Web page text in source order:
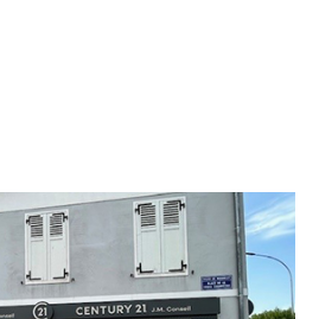
21 J.M. CONSEIL
la Croix Champêtre
- 91540